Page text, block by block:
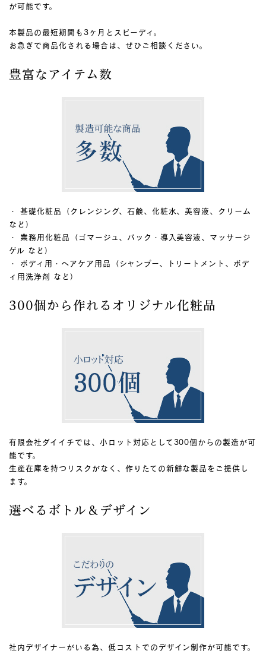
が可能です。
本製品の最短期間も3ヶ月とスピーディ。
お急ぎで商品化される場合は、ぜひご相談ください。
豊富なアイテム数
・ 基礎化粧品（クレンジング、石鹸、化粧水、美容液、クリーム
など）
・ 業務用化粧品（ゴマージュ、パック・導入美容液、マッサージ
ゲル など）
・ ボディ用・ヘアケア用品（シャンプー、トリートメント、ボデ
ィ用洗浄剤 など）
300個から作れるオリジナル化粧品
有限会社ダイイチでは、小ロット対応として300個からの製造が可
能です。
生産在庫を持つリスクがなく、作りたての新鮮な製品をご提供し
ます。
選べるボトル＆デザイン
社内デザイナーがいる為、低コストでのデザイン制作が可能です。